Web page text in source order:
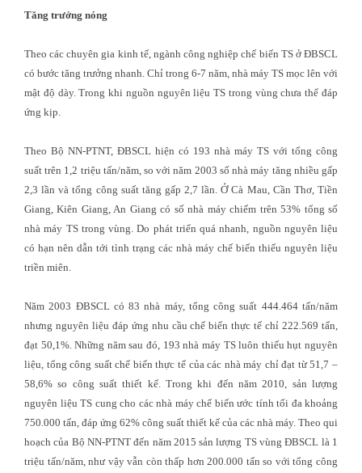
Tăng trưởng nóng
Theo các chuyên gia kinh tế, ngành công nghiệp chế biến TS ở ĐBSCL
có bước tăng trưởng nhanh. Chỉ trong 6-7 năm, nhà máy TS mọc lên với
mật độ dày. Trong khi nguồn nguyên liệu TS trong vùng chưa thể đáp
ứng kịp.
Theo Bộ NN-PTNT, ĐBSCL hiện có 193 nhà máy TS với tổng công
suất trên 1,2 triệu tấn/năm, so với năm 2003 số nhà máy tăng nhiều gấp
2,3 lần và tổng công suất tăng gấp 2,7 lần. Ở Cà Mau, Cần Thơ, Tiền
Giang, Kiên Giang, An Giang có số nhà máy chiếm trên 53% tổng số
nhà máy TS trong vùng. Do phát triển quá nhanh, nguồn nguyên liệu
có hạn nên dẫn tới tình trạng các nhà máy chế biến thiếu nguyên liệu
triền miên.
Năm 2003 ĐBSCL có 83 nhà máy, tổng công suất 444.464 tấn/năm
nhưng nguyên liệu đáp ứng nhu cầu chế biến thực tế chỉ 222.569 tấn,
đạt 50,1%. Những năm sau đó, 193 nhà máy TS luôn thiếu hụt nguyên
liệu, tổng công suất chế biến thực tế của các nhà máy chỉ đạt từ 51,7 –
58,6% so công suất thiết kế. Trong khi đến năm 2010, sản lượng
nguyên liệu TS cung cho các nhà máy chế biến ước tính tối đa khoảng
750.000 tấn, đáp ứng 62% công suất thiết kế của các nhà máy. Theo qui
hoạch của Bộ NN-PTNT đến năm 2015 sản lượng TS vùng ĐBSCL là 1
triệu tấn/năm, như vậy vẫn còn thấp hơn 200.000 tấn so với tổng công